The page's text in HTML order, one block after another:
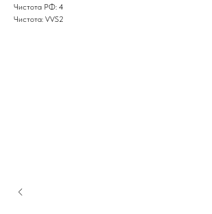
Чистота РФ: 4
Чистота: VVS2